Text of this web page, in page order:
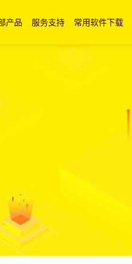
产品 服务支持 常用软件下载